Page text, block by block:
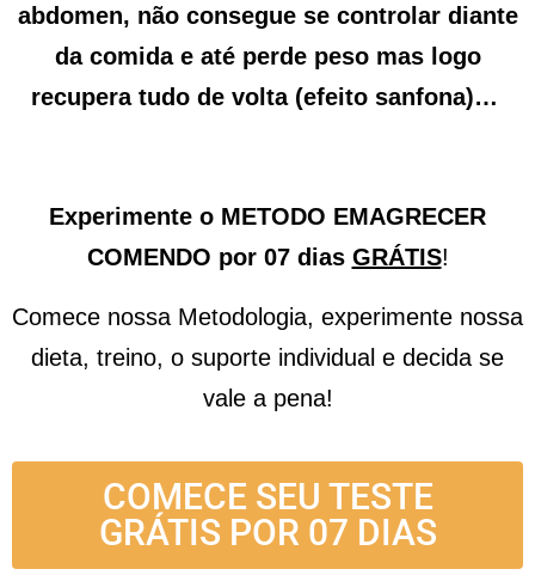
abdomen, não consegue se controlar diante
da comida e até perde peso mas logo
recupera tudo de volta (efeito sanfona)…
Experimente o METODO EMAGRECER
COMENDO por 07 dias GRÁTIS!
Comece nossa Metodologia, experimente nossa
dieta, treino, o suporte individual e decida se
vale a pena!
COMECE SEU TESTE
GRÁTIS POR 07 DIAS